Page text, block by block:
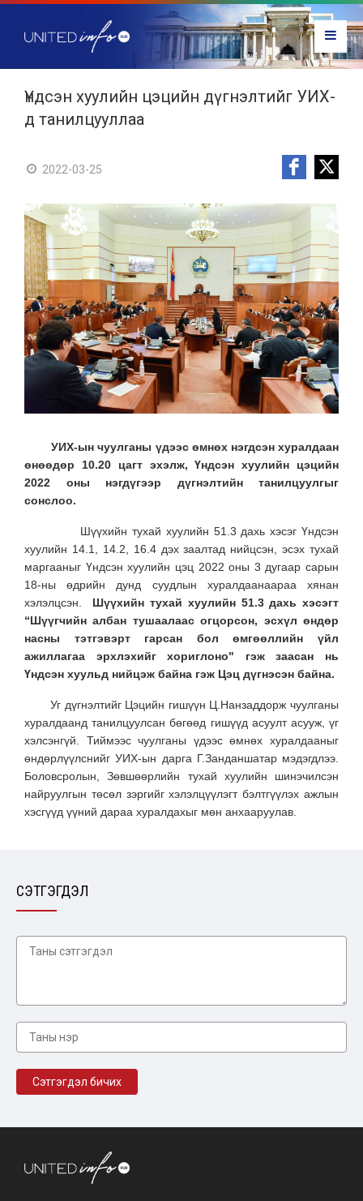
Үндсэн хуулийн цэцийн дүгнэлтийг УИХ-
д танилцууллаа
2022-03-25
УИХ-ын чуулганы үдээс өмнөх нэгдсэн хуралдаан
өнөөдөр 10.20 цагт эхэлж, Үндсэн хуулийн цэцийн
2022 оны нэгдүгээр дүгнэлтийн танилцуулгыг
сонслоо.
Шүүхийн тухай хуулийн 51.3 дахь хэсэг Үндсэн
хуулийн 14.1, 14.2, 16.4 дэх заалтад нийцсэн, эсэх тухай
маргааныг Үндсэн хуулийн цэц 2022 оны 3 дугаар сарын
18-ны өдрийн дунд суудлын хуралдаанаараа хянан
хэлэлцсэн. Шүүхийн тухай хуулийн 51.3 дахь хэсэгт
“Шүүгчийн албан тушаалаас огцорсон, эсхүл өндөр
насны тэтгэвэрт гарсан бол өмгөөллийн үйл
ажиллагаа эрхлэхийг хориглоно" гэж заасан нь
Үндсэн хуульд нийцэж байна гэж Цэц дүгнэсэн байна.
Уг дүгнэлтийг Цэцийн гишүүн Ц.Нанзаддорж чуулганы
хуралдаанд танилцуулсан бөгөөд гишүүд асуулт асууж, үг
хэлсэнгүй. Тиймээс чуулганы үдээс өмнөх хуралдааныг
өндөрлүүлснийг УИХ-ын дарга Г.Занданшатар мэдэгдлээ.
Боловсролын, Зөвшөөрлийн тухай хуулийн шинэчилсэн
найруулгын төсөл зэргийг хэлэлцүүлэгт бэлтгүүлэх ажлын
хэсгүүд үүний дараа хуралдахыг мөн анхааруулав.
СЭТГЭГДЭЛ